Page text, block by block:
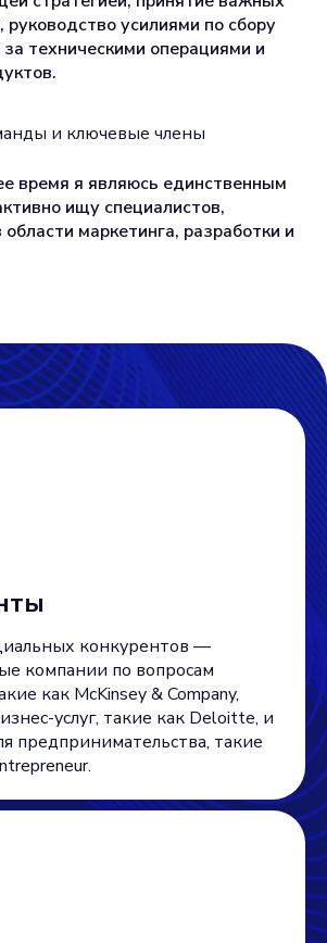
усилиями по сбору
техническими операциями и
и ключевые члены
время я являюсь единственным
ищу специалистов,
маркетинга, разработки и
конкурентов —
компании по вопросам
как McKinsey & Company,
услуг, такие как Deloitte, и
предпринимательства, такие